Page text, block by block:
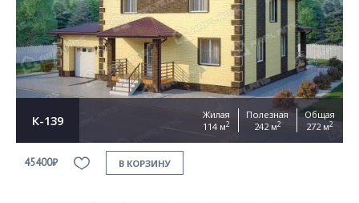
К-139
Жилая
114 м2
Полезная
242 м2
Общая
272 м2
45400₽ В КОРЗИНУ